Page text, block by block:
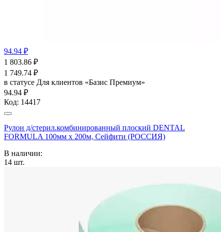
94.94 ₽
1 803.86 ₽
1 749.74 ₽
в статусе Для клиентов «Базис Премиум»
94.94 ₽
Код: 14417
Рулон д/стерил.комбинированный плоский DENTAL
FORMULA 100мм х 200м, Сейфити (РОССИЯ)
В наличии:
14 шт.